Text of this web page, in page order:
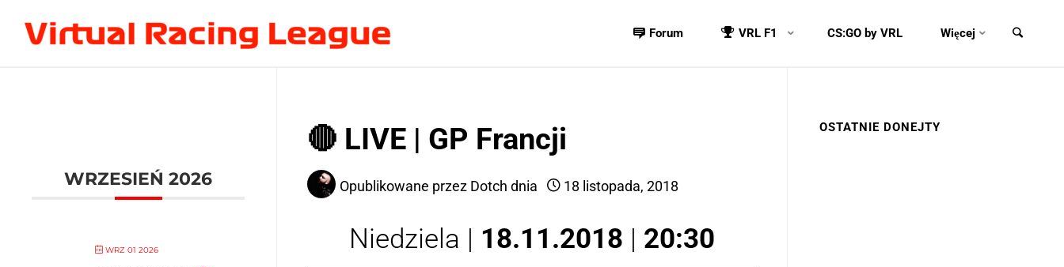
Forum VRL F1 CS:GO by VRL Więcej
🔴 LIVE | GP Francji
Opublikowane przez Dotch dnia 18 listopada, 2018
Niedziela | 18.11.2018 | 20:30
WRZESIEŃ 2026
WRZ 01 2026
OSTATNIE DONEJTY